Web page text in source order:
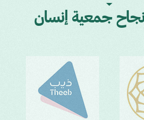
جمعية إنسان